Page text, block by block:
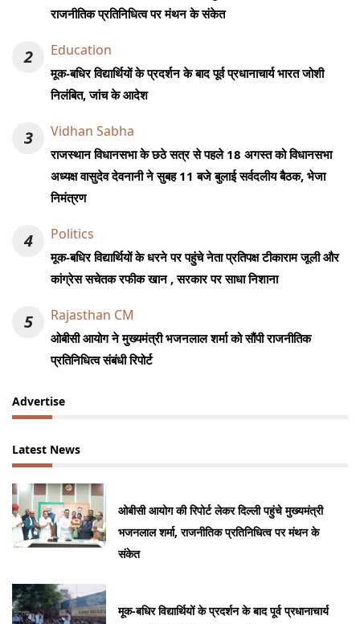
राजनीतिक प्रतिनिधित्व पर मंथन के संकेत
2 Education
मूक-बधिर विद्यार्थियों के प्रदर्शन के बाद पूर्व प्रधानाचार्य भारत जोशी
निलंबित, जांच के आदेश
3 Vidhan Sabha
राजस्थान विधानसभा के छठे सत्र से पहले 18 अगस्त को विधानसभा
अध्यक्ष वासुदेव देवनानी ने सुबह 11 बजे बुलाई सर्वदलीय बैठक, भेजा
निमंत्रण
4 Politics
मूक-बधिर विद्यार्थियों के धरने पर पहुंचे नेता प्रतिपक्ष टीकाराम जूली और
कांग्रेस सचेतक रफीक खान , सरकार पर साधा निशाना
5 Rajasthan CM
ओबीसी आयोग ने मुख्यमंत्री भजनलाल शर्मा को सौंपी राजनीतिक
प्रतिनिधित्व संबंधी रिपोर्ट
Advertise
Latest News
ओबीसी आयोग की रिपोर्ट लेकर दिल्ली पहुंचे मुख्यमंत्री
भजनलाल शर्मा, राजनीतिक प्रतिनिधित्व पर मंथन के
संकेत
मूक-बधिर विद्यार्थियों के प्रदर्शन के बाद पूर्व प्रधानाचार्य